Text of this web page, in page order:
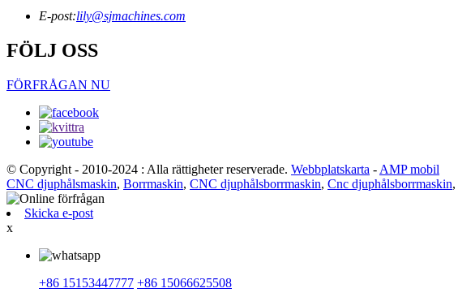
E-post:lily@sjmachines.com
FÖLJ OSS
FÖRFRÅGAN NU
© Copyright - 2010-2024 : Alla rättigheter reserverade. Webbplatskarta - AMP mobil
CNC djuphålsmaskin, Borrmaskin, CNC djuphålsborrmaskin, Cnc djuphålsborrmaskin,
Skicka e-post
x
+86 15153447777 +86 15066625508